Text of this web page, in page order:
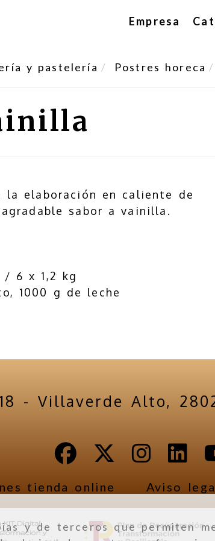
y de terceros que permiten
Empresa
y pastelería Postres horeca
la elaboración en caliente de
sabor a vainilla.
/ 6 x 1,2 kg
1000 g de leche
- Villaverde Alto,
tienda online Aviso